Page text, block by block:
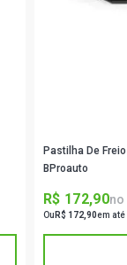
Pastilha De
BProauto
R$ 172,90no
Ou R$ 172,90em até